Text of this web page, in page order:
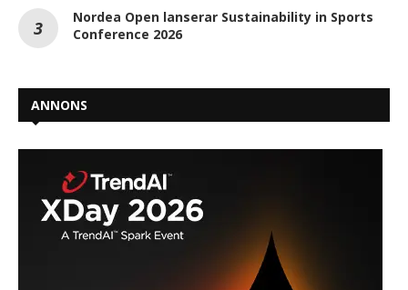
Nordea Open lanserar Sustainability in Sports
Conference 2026
ANNONS